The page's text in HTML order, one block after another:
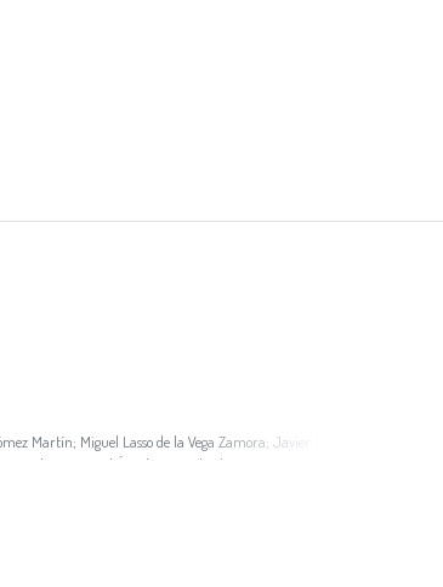
Martín; Miguel Lasso de la Vega Zamora; Javier Martínez-
Solana Miguel Ángel Vega Delgado